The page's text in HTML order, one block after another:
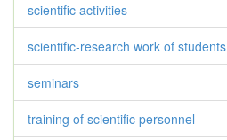
scientific activities
scientific-research work of students
seminars
training of scientific personnel